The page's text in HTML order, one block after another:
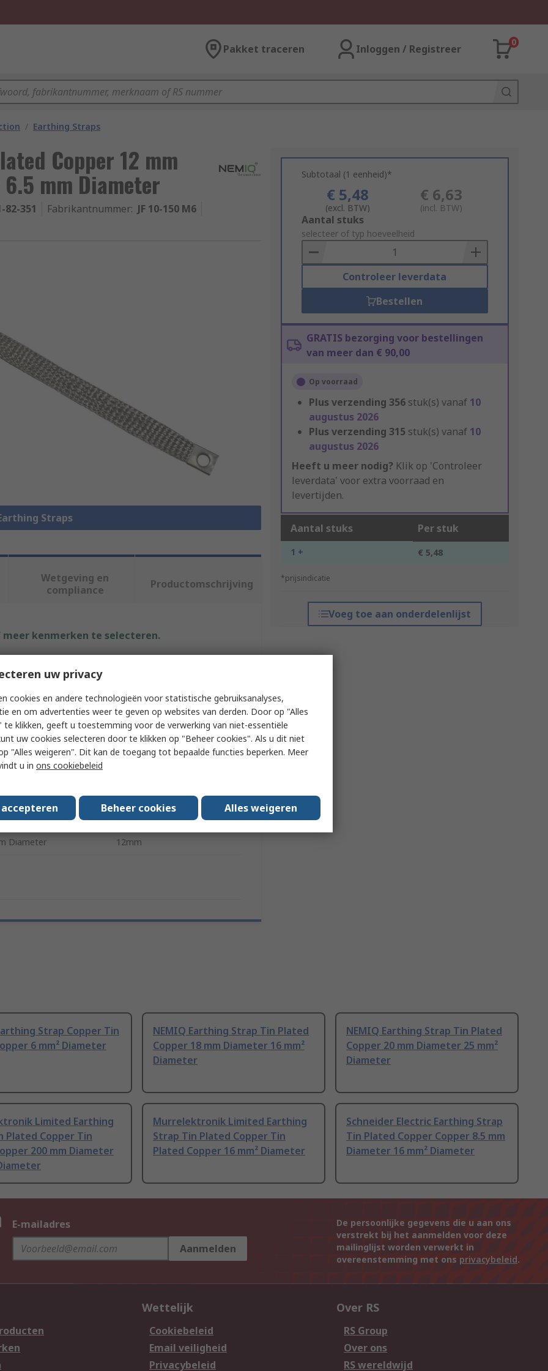
Pakket traceren Inloggen / Registreer
0
/ Earthing Straps
Copper 12 mm
mm Diameter
82-351 Fabrikantnummer: JF 10-150 M6
Straps
Subtotaal (1 eenheid)*
€ 5,48
(excl. BTW)
€ 6,63
(incl. BTW)
Add
to
Basket
Aantal stuks
selecteer of typ hoeveelheid
Controleer leverdata
Bestellen
GRATIS bezorging voor bestellingen
van meer dan € 90,00
Op voorraad
Plus verzending 356 stuk(s) vanaf 10
augustus 2026
Plus verzending 315 stuk(s) vanaf 10
augustus 2026
Heeft u meer nodig? Klik op 'Controleer
leverdata' voor extra voorraad en
levertijden.
Aantal stuks Per stuk
1 + € 5,48
*prijsindicatie
Voeg toe aan onderdelenlijst
Wetgeving en
compliance
Productomschrijving
kenmerken te selecteren.
Earthing Strap
Tin Plated Copper
Approvals
Wire CSA
Diameter 12mm
Strap Copper Tin
6 mm² Diameter
NEMIQ Earthing Strap Tin Plated
Copper 18 mm Diameter 16 mm²
Diameter
NEMIQ Earthing Strap Tin Plated
Copper 20 mm Diameter 25 mm²
Diameter
Limited Earthing
Plated Copper Tin
200 mm Diameter
Murrelektronik Limited Earthing
Strap Tin Plated Copper Tin
Plated Copper 16 mm² Diameter
Schneider Electric Earthing Strap
Tin Plated Copper Copper 8.5 mm
Diameter 16 mm² Diameter
E-mailadres
Aanmelden
De persoonlijke gegevens die u aan ons
verstrekt bij het aanmelden voor deze
mailinglijst worden verwerkt in
overeenstemming met ons privacybeleid.
Wettelijk
Cookiebeleid
Email veiligheid
Privacybeleid
Over RS
RS Group
Over ons
RS wereldwijd
uw privacy
cookies en andere technologieën voor statistische gebruiksanalyses,
en om advertenties weer te geven op websites van derden. Door op "Alles
te klikken, geeft u toestemming voor de verwerking van niet-essentiële
uw cookies selecteren door te klikken op "Beheer cookies". Als u dit niet
"Alles weigeren". Dit kan de toegang tot bepaalde functies beperken. Meer
u in ons cookiebeleid
Beheer cookies Alles weigeren